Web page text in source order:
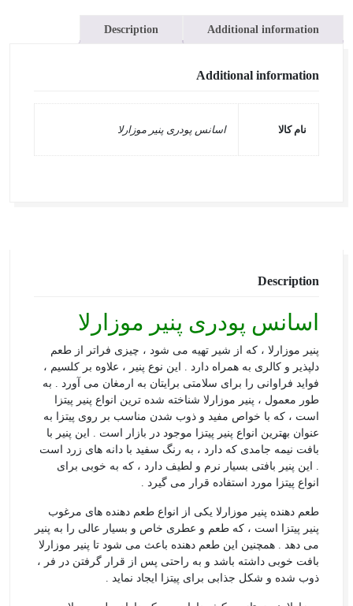
Additional information
Description
Additional information
نام کالا اسانس پودری پنیر موزارلا
Description
اسانس پودری پنیر موزارلا
پنیر موزارلا ، که از شیر تهیه می شود ، چیزی فراتر از طعم
دلپذیر و کالری به همراه دارد . این نوع پنیر ، علاوه بر کلسیم ،
فواید فراوانی را برای سلامتی برایتان به ارمغان می آورد . به
طور معمول ، پنیر موزارلا شناخته شده ترین انواع پنیر پیتزا
است ، که با خواص مفید و ذوب شدن مناسب بر روی پیتزا به
عنوان بهترین انواع پنیر پیتزا موجود در بازار است . این پنیر با
بافت نیمه جامدی که دارد ، به رنگ سفید با دانه های زرد است
. این پنیر بافتی بسیار نرم و لطیف دارد ، که به خوبی برای
انواع پیتزا مورد استفاده قرار می گیرد .
طعم دهنده پنیر موزارلا یکی از انواع طعم دهنده های مرغوب
پنیر پیتزا است ، که طعم و عطری خاص و بسیار عالی را به پنیر
می دهد . همچنین این طعم دهنده باعث می شود تا پنیر موزارلا
بافت خوبی داشته باشد و به راحتی پس از قرار گرفتن در فر ،
ذوب شده و شکل جذابی برای پیتزا ایجاد نماید .